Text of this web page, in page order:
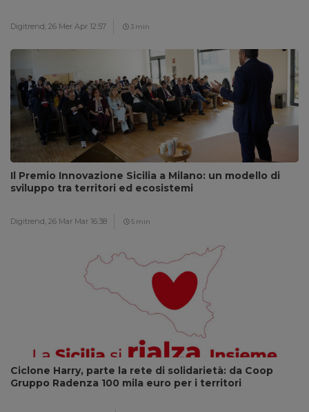
Digitrend, 26 Mer Apr 12:57 3 min
Il Premio Innovazione Sicilia a Milano: un modello di
sviluppo tra territori ed ecosistemi
Digitrend, 26 Mar Mar 16:38 5 min
Ciclone Harry, parte la rete di solidarietà: da Coop
Gruppo Radenza 100 mila euro per i territori